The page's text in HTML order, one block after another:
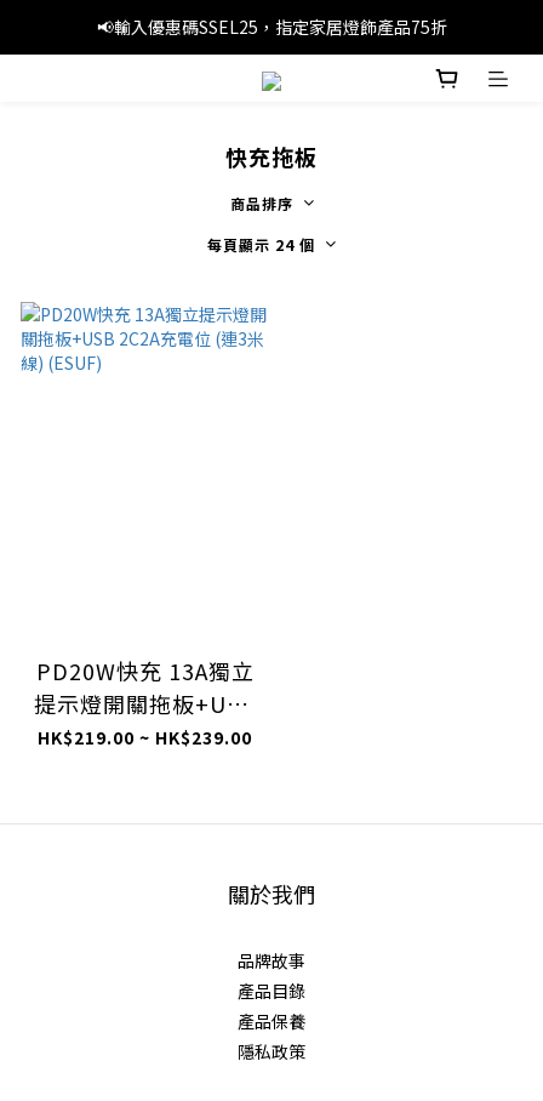
📢暑假優惠，輸入優惠碼SS3C30，精選旅行產品1件8折，3件7折
📢輸入優惠碼SSEL25，指定家居燈飾產品75折
🚚滿 HK$249 本地免運費
快充拖板
商品排序
每頁顯示 24 個
PD20W快充 13A獨立
提示燈開關拖板+USB
2C2A充電位 (連3米線)
HK$219.00 ~ HK$239.00
關於我們
品牌故事
產品目錄
產品保養
隱私政策